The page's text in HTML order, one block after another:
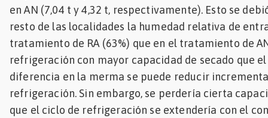
en AN (7,04 t y 4,32 t, respectivamente). Esto se
resto de las localidades la humedad relativa de
tratamiento de RA (63%) que en el tratamiento de
refrigeración con mayor capacidad de secado que
diferencia en la merma se puede reducir
refrigeración. Sin embargo, se perdería cierta
que el ciclo de refrigeración se extendería con el